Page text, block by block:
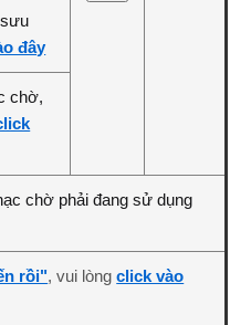
đây
chờ,
chờ phải đang sử dụng
rồi", vui lòngclick vào